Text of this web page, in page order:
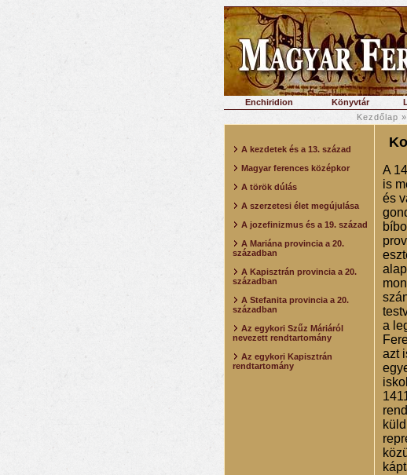
Enchiridion Könyvtár
Kezdőlap »
A kezdetek és a 13. század
Magyar ferences középkor
A török dúlás
A szerzetesi élet megújulása
A jozefinizmus és a 19. század
A Mariána provincia a 20.
században
A Kapisztrán provincia a 20.
században
A Stefanita provincia a 20.
században
Az egykori Szűz Máriáról
nevezett rendtartomány
Az egykori Kapisztrán
rendtartomány
A
is
és
a
azt